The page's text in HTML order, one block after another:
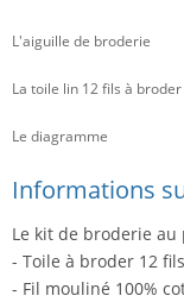
L'aiguille de broderie
La toile lin 12 fils à broder
Le diagramme
Informations
Le kit de broderie
- Toile à broder 12
- Fil mouliné 100%